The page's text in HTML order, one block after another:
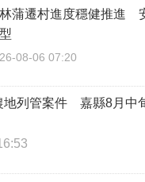
蒲遷村進度穩健推進
08-06 07:20
地列管案件 嘉縣8月中